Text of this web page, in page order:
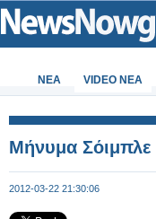
ΝΕΑ VIDEO NEA
Μήνυμα Σόιμπλε
2012-03-22 21:30:06